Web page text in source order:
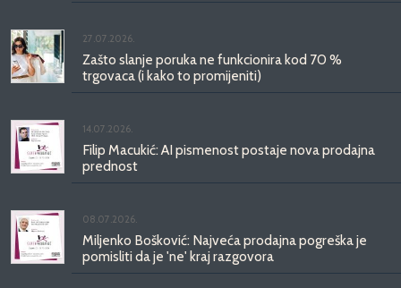
27.07.2026.
Zašto slanje poruka ne funkcionira kod 70 %
trgovaca (i kako to promijeniti)
14.07.2026.
Filip Macukić: AI pismenost postaje nova prodajna
prednost
08.07.2026.
Miljenko Bošković: Najveća prodajna pogreška je
pomisliti da je 'ne' kraj razgovora